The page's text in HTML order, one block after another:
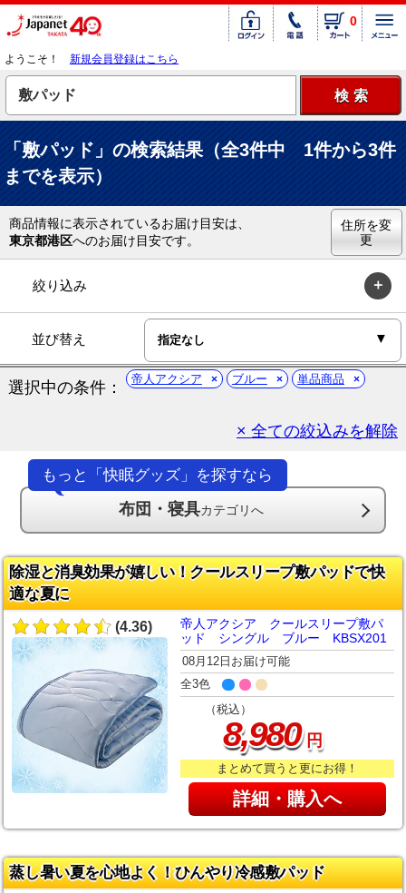
0
ようこそ！ 新規会員登録はこちら
「敷パッド」の検索結果（全3件中 1件から3件
までを表示）
商品情報に表示されているお届け目安は、
東京都港区へのお届け目安です。
住所を変
更
絞り込み
並び替え
選択中の条件： 帝人アクシア ブルー 単品商品
× 全ての絞込みを解除
もっと「快眠グッズ」を探すなら
布団・寝具カテゴリへ
除湿と消臭効果が嬉しい！クールスリープ敷パッドで快
適な夏に
(4.36)
帝人アクシア クールスリープ敷パ
ッド シングル ブルー KBSX201
08月12日お届け可能
全3色
（税込）
8,980円
まとめて買うと更にお得！
詳細・購入へ
蒸し暑い夏を心地よく！ひんやり冷感敷パッド